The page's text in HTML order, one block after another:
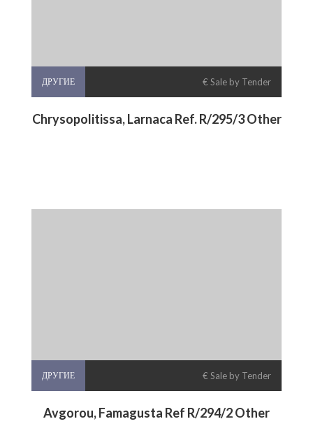
ДРУГИЕ € Sale by Tender
Chrysopolitissa, Larnaca Ref. R/295/3 Other
ДРУГИЕ € Sale by Tender
Avgorou, Famagusta Ref R/294/2 Other